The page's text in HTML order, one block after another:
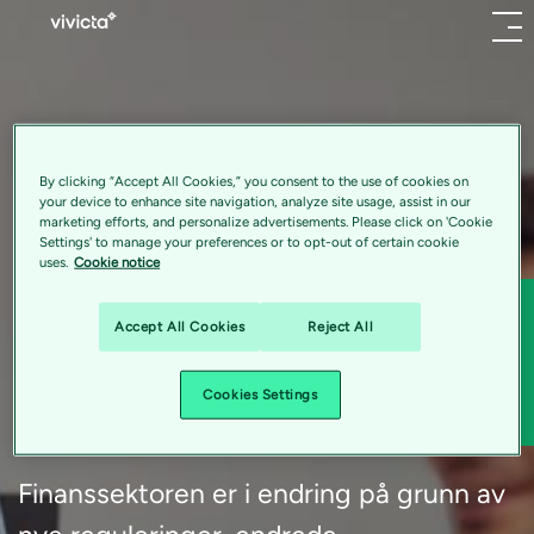
Menu
Er du relevant og
konkurransedyktig?
Finanssektoren er i endring på grunn av
Våretjenester:
Vi kan hjelpe våre kunder med å nå strategiske mål og
overvinne nye utfordringer gjennom en omfattende
portefølje av tjenester og løsninger.
Rådgivnings- og reguleringstjenester: Vi har et team av
eksperter som kan hjelpe dere å vurdere nåværende
Delta og vinn 1000kr !
Fyll ut skjemaet og delta på vår konkurranse. Lykke
til!
Elevated impact.
By clicking “Accept All Cookies,” you consent to the use of cookies on
your device to enhance site navigation, analyze site usage, assist in our
marketing efforts, and personalize advertisements. Please click on 'Cookie
Settings' to manage your preferences or to opt-out of certain cookie
uses. Cookie notice
Accept All Cookies Reject All
Cookies Settings